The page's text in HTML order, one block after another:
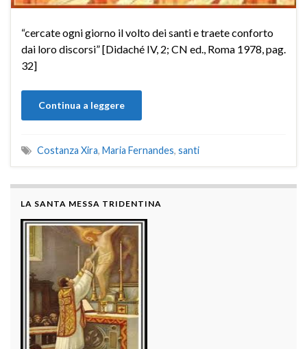
“cercate ogni giorno il volto dei santi e traete conforto
dai loro discorsi” [Didaché IV, 2; CN ed., Roma 1978, pag.
32]
Continua a leggere
Costanza Xira, Maria Fernandes, santi
LA SANTA MESSA TRIDENTINA